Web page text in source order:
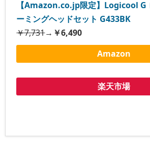
【Amazon.co.jp限定】Logicool G
ーミングヘッドセット G433BK
￥7,731→ ￥6,490
Amazon
楽天市場